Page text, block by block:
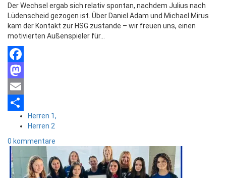
Der Wechsel ergab sich relativ spontan, nachdem Julius nach
Lüdenscheid gezogen ist. Über Daniel Adam und Michael Mirus
kam der Kontakt zur HSG zustande – wir freuen uns, einen
motivierten Außenspieler für…
Facebook
Mastodon
Email
Teilen Herren 1,
Herren 2
0 kommentare